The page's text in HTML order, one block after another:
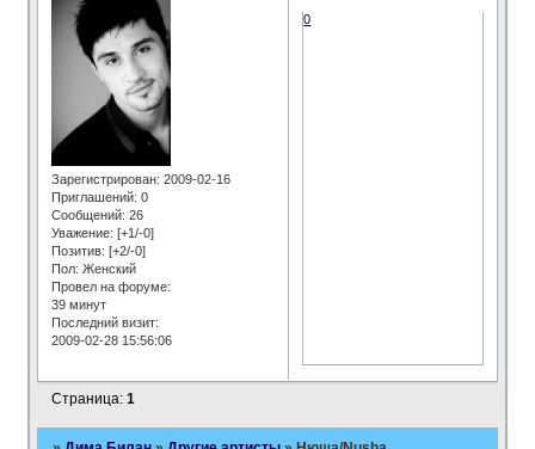
Зарегистрирован: 2009-02-16
Приглашений: 0
Сообщений: 26
Уважение: [+1/-0]
Позитив: [+2/-0]
Пол: Женский
Провел на форуме:
39 минут
Последний визит:
2009-02-28 15:56:06
0
Страница:1